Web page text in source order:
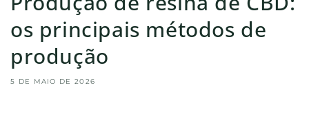
os principais métodos de
produção
5 DE MAIO DE 2026